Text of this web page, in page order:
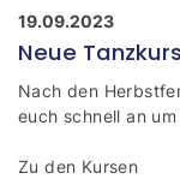
19.09.2023
Neue
Nach den
euch schnell an
Zu den Kursen